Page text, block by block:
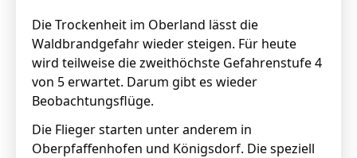
Die Trockenheit im Oberland lässt die
Waldbrandgefahr wieder steigen. Für heute
wird teilweise die zweithöchste Gefahrenstufe 4
von 5 erwartet. Darum gibt es wieder
Beobachtungsflüge.
Die Flieger starten unter anderem in
Oberpfaffenhofen und Königsdorf. Die speziell